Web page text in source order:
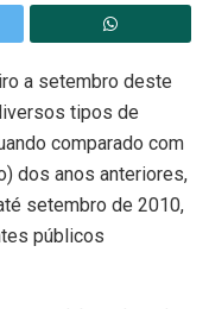
a setembro deste
tipos de
comparado com
dos anos anteriores,
setembro de 2010,
públicos